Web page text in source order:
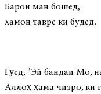
Барои ман бошед,
ҳамон тавре ки будед.
Гӯед, "Эй бандаи Мо,
Аллоҳ ҳама чизро, ки